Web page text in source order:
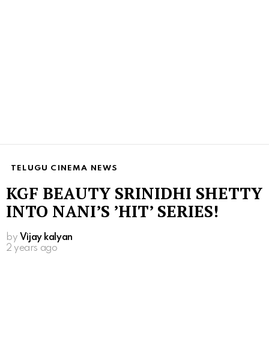
TELUGU CINEMA NEWS
KGF BEAUTY SRINIDHI SHETTY
INTO NANI’S ’HIT’ SERIES!
by Vijay kalyan
2 years ago